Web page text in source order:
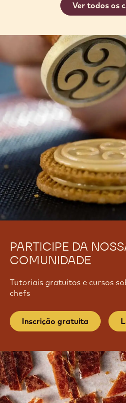
Ver todos os
PARTICIPE DA
COMUNIDADE
Tutoriais gratuitos e cursos
chefs
Inscrição gratuita